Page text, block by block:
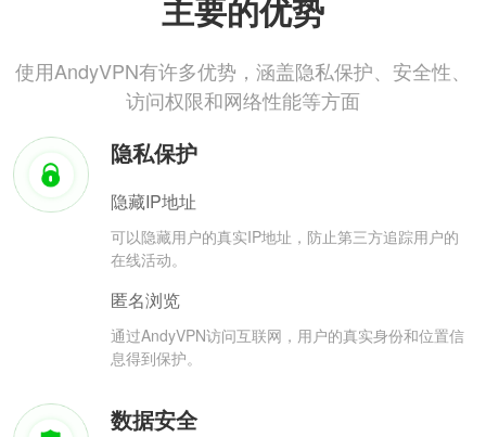
主要的优势
使用AndyVPN有许多优势，涵盖隐私保护、安全性、
访问权限和网络性能等方面
隐私保护
隐藏IP地址
可以隐藏用户的真实IP地址，防止第三方追踪用户的
在线活动。
匿名浏览
通过AndyVPN访问互联网，用户的真实身份和位置信
息得到保护。
数据安全